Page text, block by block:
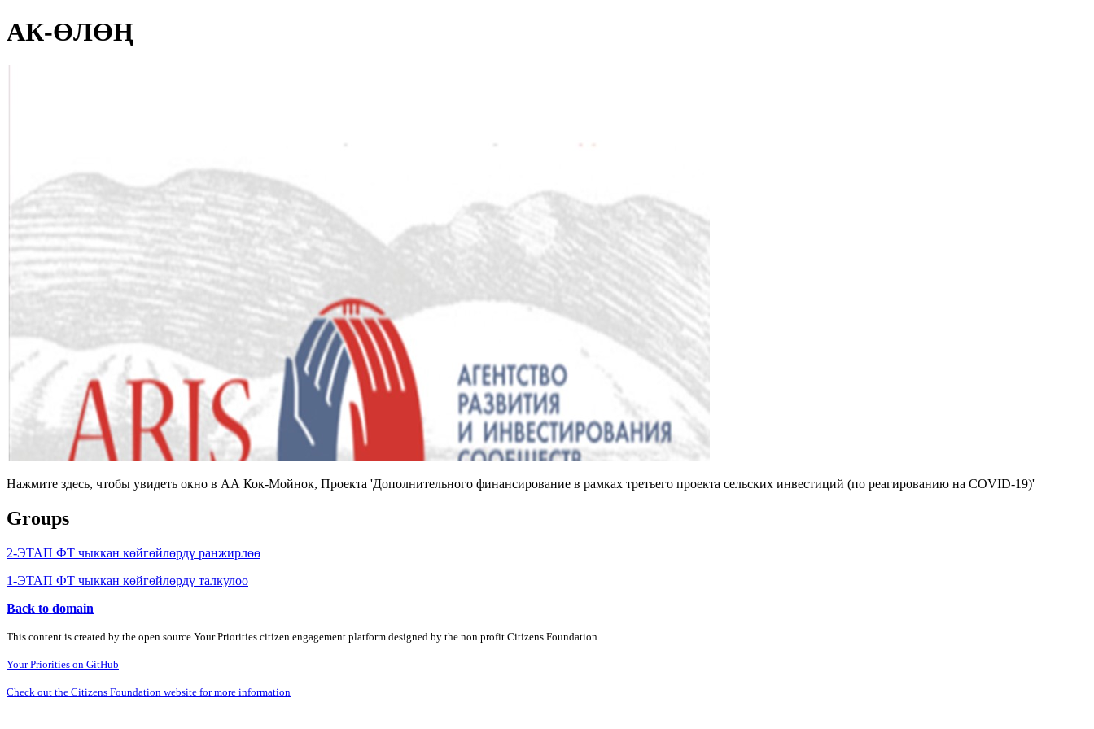
АК-ӨЛӨҢ
Нажмите здесь, чтобы увидеть окно в АА Кок-Мойнок, Проекта 'Дополнительного финансирование в рамках третьего проекта сельских инвестиций (по реагированию на COVID-19)'
Groups
2-ЭТАП ФТ чыккан көйгөйлөрдү ранжирлөө
1-ЭТАП ФТ чыккан көйгөйлөрдү талкулоо
Back to domain
This content is created by the open source Your Priorities citizen engagement platform designed by the non profit Citizens Foundation
Your Priorities on GitHub
Check out the Citizens Foundation website for more information